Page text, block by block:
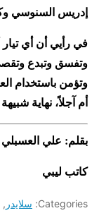
إدريس السنوسي
في رأيي أن أي
وتفسق وتبدع
وتؤمن باستخدام
أم آجلاً، نهاية
بقلم: علي العسبلي
كاتب ليبي
Categories: سلايدر ,